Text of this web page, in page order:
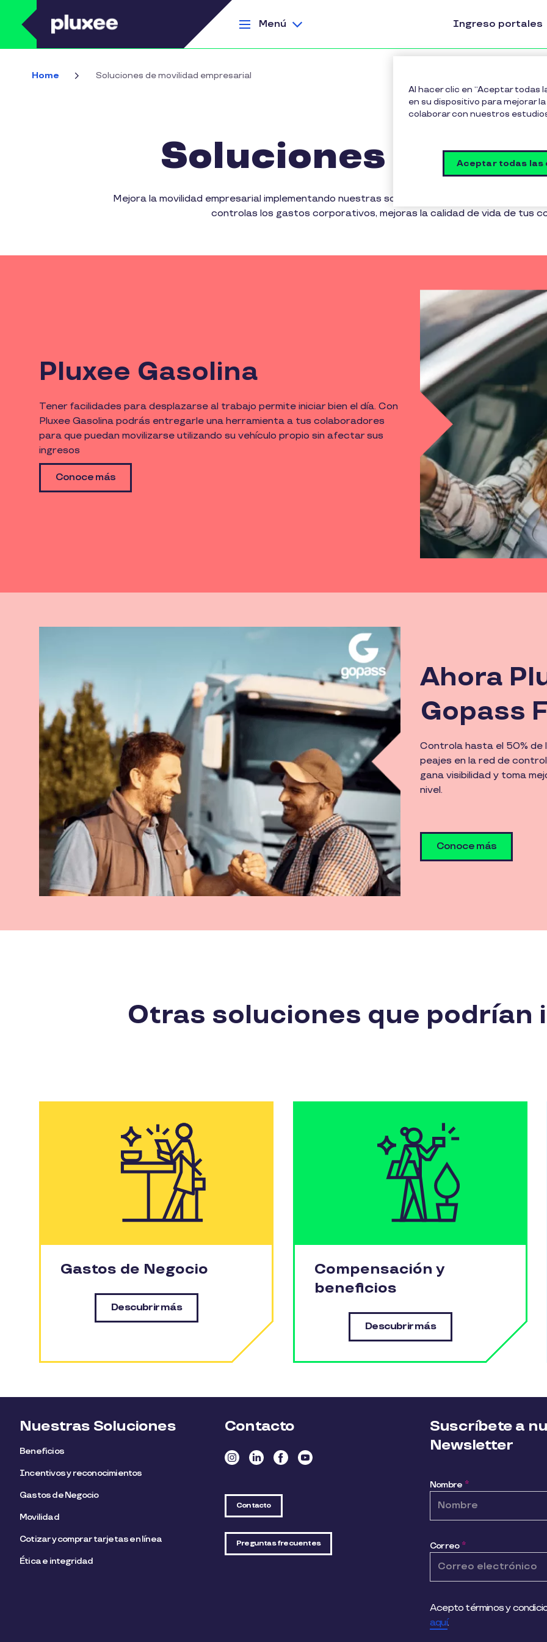
Pasar al contenido principal
Menú
Ingreso portales
Home Soluciones de movilidad empresarial
Soluciones de
Mejora la movilidad empresarial implementando nuestras soluciones como herramientas de
controlas los gastos corporativos, mejoras la calidad de vida de tus
Pluxee Gasolina
Tener facilidades para desplazarse al trabajo permite iniciar bien el día. Con
Pluxee Gasolina podrás entregarle una herramienta a tus colaboradores
para que puedan movilizarse utilizando su vehículo propio sin afectar sus
ingresos
Conoce más
Ahora
Gopass
Controla hasta el 50%
peajes en la red de
gana visibilidad y toma
nivel.
Conoce más
Otras soluciones que podrían
Gastos de Negocio
Descubrir más
Compensación y
beneficios
Descubrir más
Nuestras Soluciones
Beneficios
Incentivos y reconocimientos
Gastos de Negocio
Movilidad
Cotizar y comprar tarjetas en línea
Ética e integridad
Contacto
Contacto
Preguntas frecuentes
Suscríbete a
Newsletter
Nombre *
Correo *
Acepto términos y
aquí.
Al hacer clic en “Aceptar todas
en su dispositivo para mejorar
colaborar con nuestros
Aceptar todas las